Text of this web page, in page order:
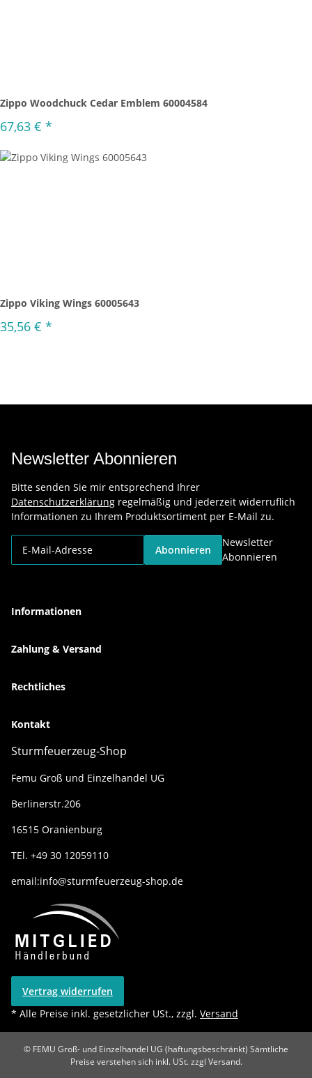
Zippo Woodchuck Cedar Emblem 60004584
67,63 € *
Zippo Viking Wings 60005643
35,56 € *
Newsletter Abonnieren
Bitte senden Sie mir entsprechend Ihrer
Datenschutzerklärung regelmäßig und jederzeit widerruflich
Informationen zu Ihrem Produktsortiment per E-Mail zu.
Abonnieren
Newsletter
Abonnieren
Informationen
Zahlung & Versand
Rechtliches
Kontakt
Sturmfeuerzeug-Shop
Femu Groß und Einzelhandel UG
Berlinerstr.206
16515 Oranienburg
TEl. +49 30 12059110
email:info@sturmfeuerzeug-shop.de
Vertrag widerrufen
* Alle Preise inkl. gesetzlicher USt., zzgl. Versand
© FEMU Groß- und Einzelhandel UG (haftungsbeschränkt) Sämtliche
Preise verstehen sich inkl. USt. zzgl Versand.